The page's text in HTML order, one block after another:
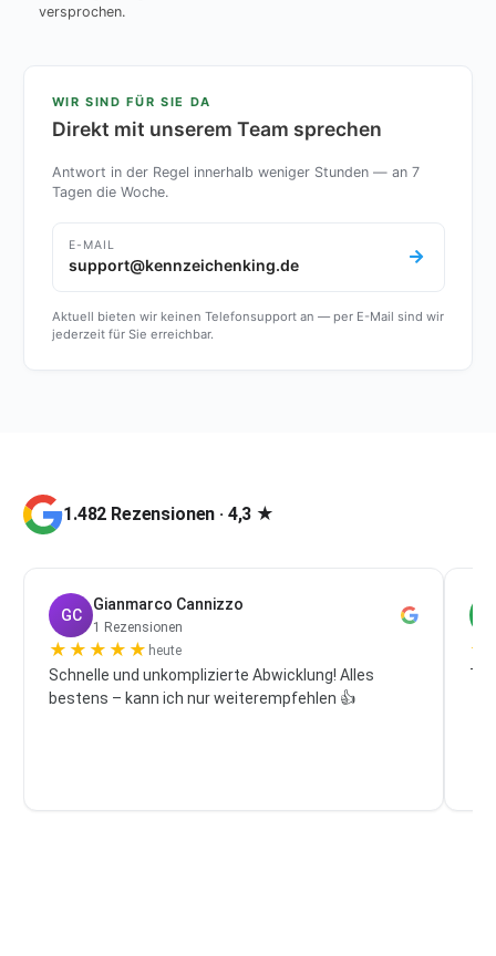
versprochen.
WIR SIND FÜR SIE DA
Direkt mit unserem Team sprechen
Antwort in der Regel innerhalb weniger Stunden — an 7
Tagen die Woche.
E-MAIL
support@kennzeichenking.de
Aktuell bieten wir keinen Telefonsupport an — per E-Mail sind wir
jederzeit für Sie erreichbar.
1.482 Rezensionen · 4,3 ★
GC
Gianmarco Cannizzo
1 Rezensionen
★ ★ ★ ★ ★ heute
Schnelle und unkomplizierte Abwicklung! Alles
bestens – kann ich nur weiterempfehlen 👍
★